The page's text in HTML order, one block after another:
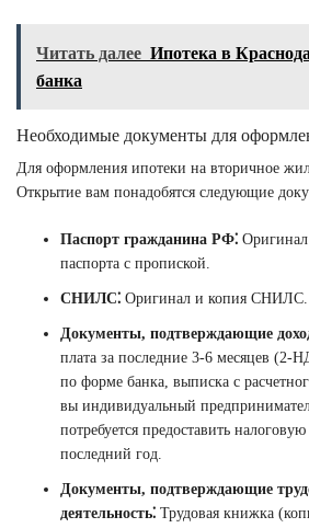
Читать далее Ипотека в
банка
Необходимые документы для
Для оформления ипотеки на вторичное
Открытие вам понадобятся следующие
Паспорт гражданина РФ⁚
паспорта с пропиской.
СНИЛС⁚ Оригинал и копия СНИЛС.
Документы, подтверждающие
плата за последние 3-6 месяцев (2-
по форме банка, выписка с
вы индивидуальный
потребуется предоставить
последний год.
Документы, подтверждающие
деятельность⁚ Трудовая книжка